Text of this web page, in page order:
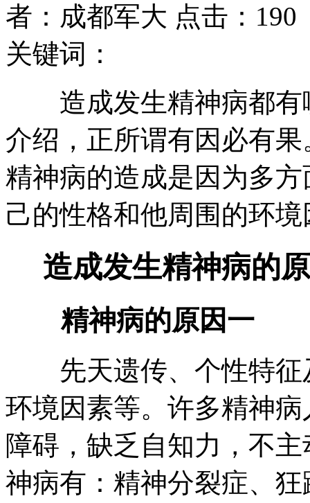
者：成都军大 点击：190
关键词：
造成发生精神病都有
介绍，正所谓有因必有
精神病的造成是因为多
己的性格和他周围的环
造成发生精神病的
精神病的原因一
先天遗传、个性特征
环境因素等。许多精神
障碍，缺乏自知力，不
神病有：精神分裂症、